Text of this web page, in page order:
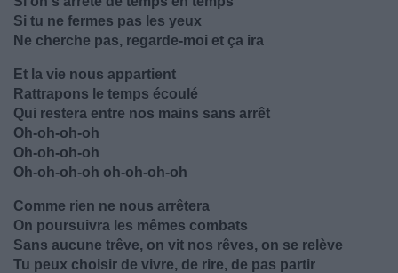
Si tu ne fermes pas les yeux
Ne cherche pas, regarde-moi et ça ira
Et la vie nous appartient
Rattrapons le temps écoulé
Qui restera entre nos mains sans arrêt
Oh-oh-oh-oh
Oh-oh-oh-oh
Oh-oh-oh-oh oh-oh-oh-oh
Comme rien ne nous arrêtera
On poursuivra les mêmes combats
Sans aucune trêve, on vit nos rêves, on se relève
Tu peux choisir de vivre, de rire, de pas partir